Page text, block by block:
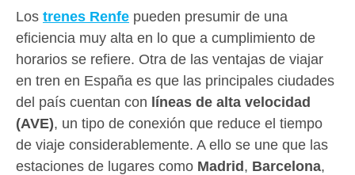
Los trenes Renfe pueden presumir de una
eficiencia muy alta en lo que a cumplimiento de
horarios se refiere. Otra de las ventajas de viajar
en tren en España es que las principales ciudades
del país cuentan con líneas de alta velocidad
(AVE), un tipo de conexión que reduce el tiempo
de viaje considerablemente. A ello se une que las
estaciones de lugares como Madrid , Barcelona,